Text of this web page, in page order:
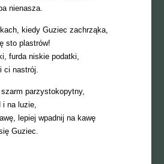
nienasza.
kiedy Guziec zachrząka,
sto plastrów!
furda niskie podatki,
ci nastrój.
parzystokopytny,
na luzie,
lepiej wpadnij na kawę
Guziec.